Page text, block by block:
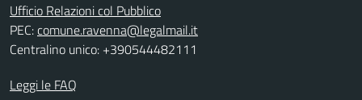
Ufficio Relazioni col Pubblico
PEC:comune.ravenna@legalmail.it
Centralino unico: +390544482111
Leggi le FAQ